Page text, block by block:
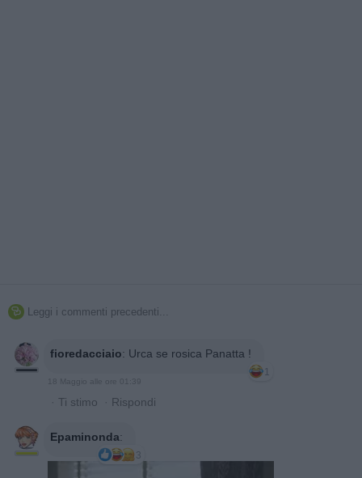
 Leggi i commenti precedenti...
fioredacciaio: Urca se rosica Panatta !
1
· Ti stimo · Rispondi
Epaminonda:
3